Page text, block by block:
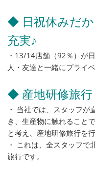
◆ 日祝休みだ
充実♪
・13/14店舗（92％）が
人・友達と一緒にプライ
◆ 産地研修旅行
・ 当社では、スタッフ
き、生産物に触れること
と考え、産地研修旅行を
・ これは、全スタッフ
旅行です。